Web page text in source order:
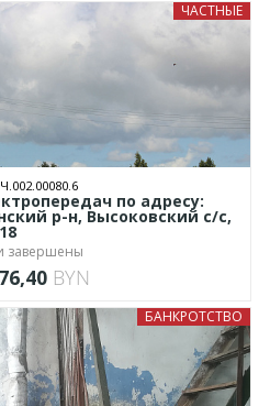
ЧАСТНЫЕ
по адресу:
р-н, Высоковский с/с,
завершены
BYN
БАНКРОТСТВО